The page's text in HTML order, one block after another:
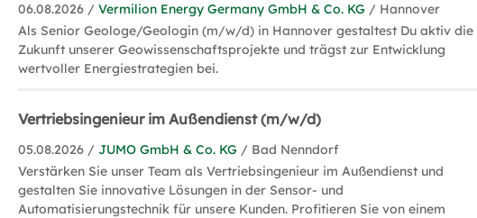
06.08.2026 /Vermilion Energy Germany GmbH & Co. KG / Hannover
Als Senior Geologe/Geologin (m/w/d) in Hannover gestaltest Du aktiv die
Zukunft unserer Geowissenschaftsprojekte und trägst zur Entwicklung
wertvoller Energiestrategien bei.
Vertriebsingenieur im Außendienst (m/w/d)
05.08.2026 /JUMO GmbH & Co. KG / Bad Nenndorf
Verstärken Sie unser Team als Vertriebsingenieur im Außendienst und
gestalten Sie innovative Lösungen in der Sensor- und
Automatisierungstechnik für unsere Kunden. Profitieren Sie von einem